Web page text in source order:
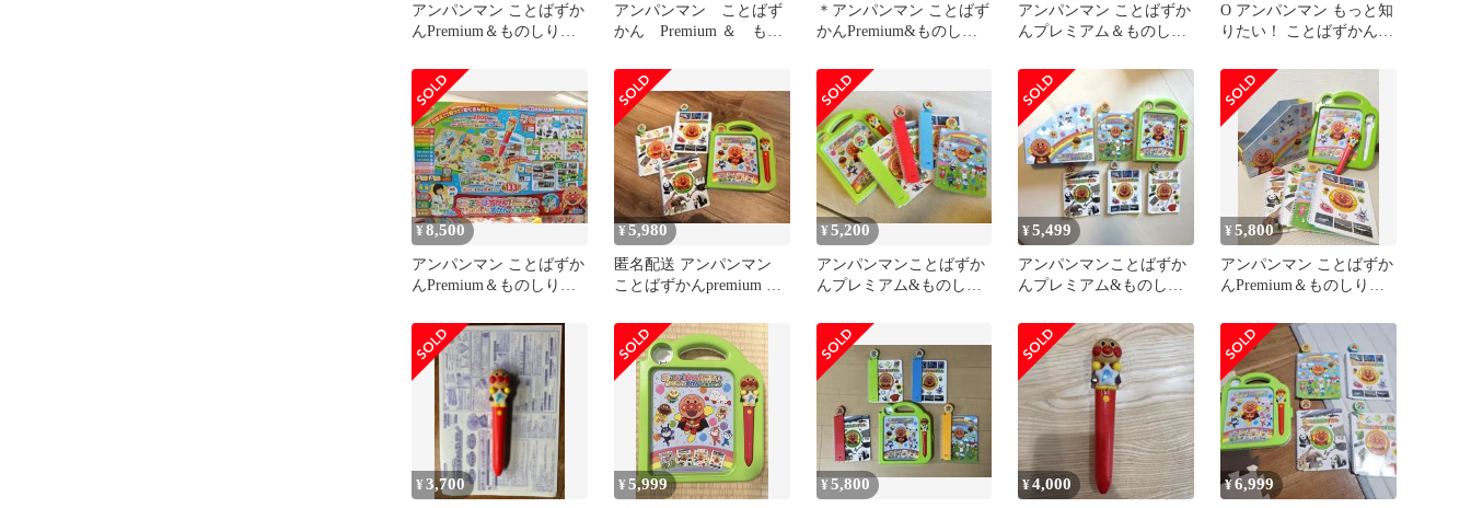
アンパンマン ことばずか
んPremium＆ものしりず
アンパンマン ことばず
かん Premium ＆ もの
ト
＊アンパンマン ことばず
かんPremium&ものしり
アンパンマン ことばずか
んプレミアム＆ものしり
O アンパンマン もっと知
りたい！ ことばずかん
ん 大集合セット セガト
イズ アンパンマン おも
ちゃ 室内遊び 知育玩具
学習 3歳 男の子 女の子
室内遊び ギフト プレゼ
ント 誕生日 お祝い 贈り
物 クリスマス
¥8,500
アンパンマン ことばずか
んPremium＆ものしりず
¥5,980
匿名配送 アンパンマン
ことばずかんpremium も
¥5,200
アンパンマンことばずか
んプレミアム&ものしり
¥5,499
アンパンマンことばずか
んプレミアム&ものしり
¥5,800
アンパンマン ことばずか
んPremium＆ものしりず
¥3,700 ¥5,999 ¥5,800 ¥4,000 ¥6,999